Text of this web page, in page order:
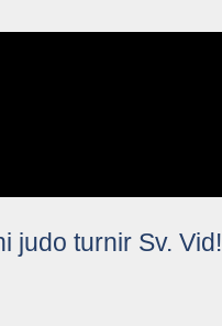
judo turnir Sv. Vid!